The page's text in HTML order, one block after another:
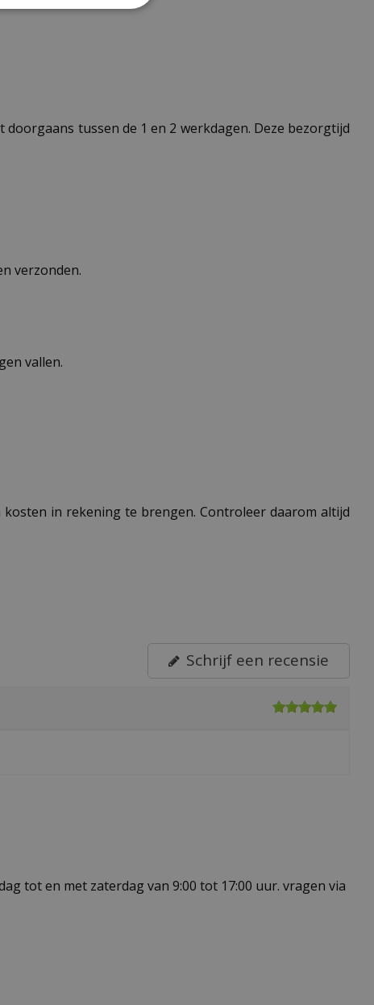
tussen de 1 en 2 werkdagen. Deze bezorgtijd
verzonden.
vallen.
in rekening te brengen. Controleer daarom altijd
Schrijf een recensie
tot en met zaterdag van 9:00 tot 17:00 uur. vragen via